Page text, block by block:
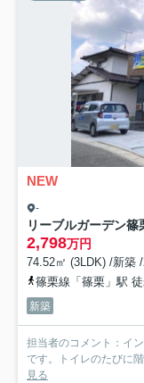
NEW
-
リーブルガーデン篠
2,798万円
74.52㎡ (3LDK) /新築
篠栗線「篠栗」駅
新築
担当者のコメント：イ
です。トイレのたびに
見る